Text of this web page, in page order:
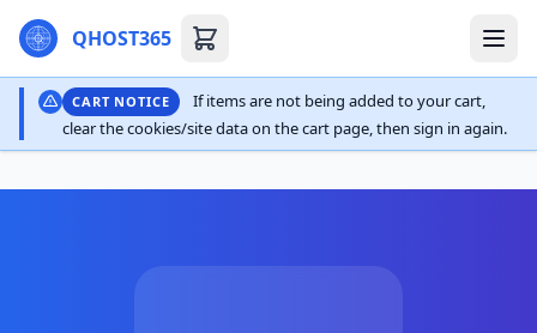
QHOST365
CART NOTICE
If items are not being added to your cart,
clear the cookies/site data on the cart page, then sign in again.